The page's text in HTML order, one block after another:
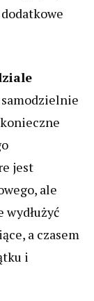
jest
ale
wydłużyć
a czasem
i